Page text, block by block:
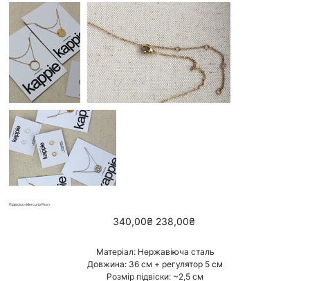
Підвіска «Mercurio Plus»
Звичайна
ціна
340,00₴ Ціна
зі
238,00₴
Матеріал: Нержавіюча сталь
Довжина: 36 см + регулятор 5 см
Розмір підвіски: ~2,5 см